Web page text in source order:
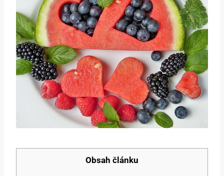
Obsah článku